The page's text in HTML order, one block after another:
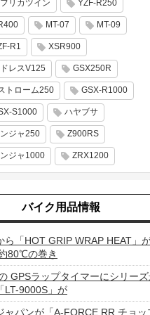
リカツイン YZF-R250
MT-07 MT-09
R1 XSR900
レスV125 GSX250R
トローム250 GSX-R1000
S1000 ハヤブサ
ジャ250 Z900RS
ジャ1000 ZRX1200
バイク用品情報
ら「HOT GRIP WRAP HEAT」
80℃の巻き
GPSラップタイマーにシリー
LT-9000S」が
ャパンが「A-FORCE RR チョッ